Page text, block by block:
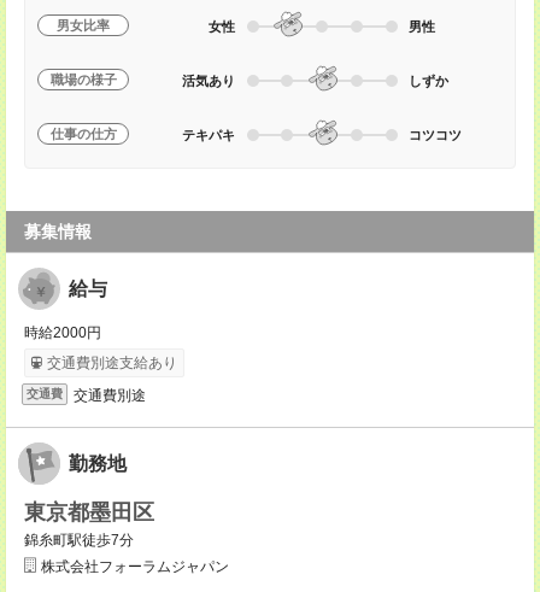
男女比率 女性 男性
職場の様子 活気あり しずか
仕事の仕方 テキパキ コツコツ
募集情報
給与
時給2000円
交通費別途支給あり
交通費 交通費別途
勤務地
東京都墨田区
錦糸町駅徒歩7分
株式会社フォーラムジャパン